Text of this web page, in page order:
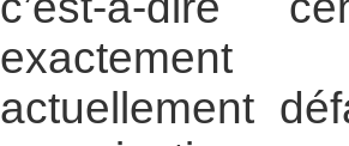
exactement
actuellement